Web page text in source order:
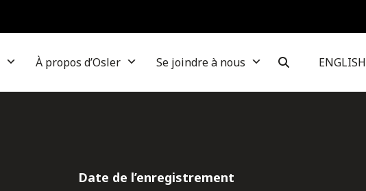
À propos d’Osler Se joindre à nous ENGLISH
Date de l’enregistrement